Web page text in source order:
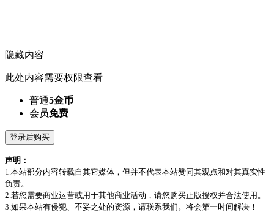
隐藏内容
此处内容需要权限查看
普通5金币
会员免费
登录后购买
声明：
1.本站部分内容转载自其它媒体，但并不代表本站赞同其观点和对其真实性
负责。
2.若您需要商业运营或用于其他商业活动，请您购买正版授权并合法使用。
3.如果本站有侵犯、不妥之处的资源，请联系我们。将会第一时间解决！